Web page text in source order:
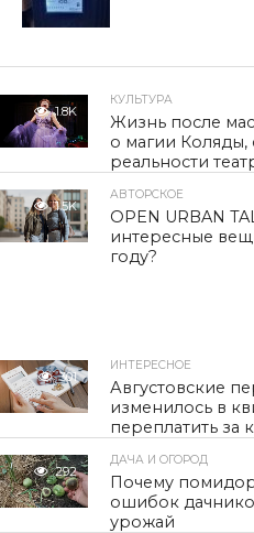
1.8K
КУЛЬТУРА
Жизнь после
о магии Коляды,
реальности
1.5K
АВТОРСКОЕ
OPEN URBAN
интересные
году?
301
ИНТЕРЕСНОЕ
Августовские
изменилось в
переплатить за
292
ДАЧА И ОГОРОД
Почему
ошибок
урожай